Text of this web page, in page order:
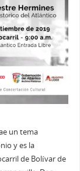
un tema
y es la
de Bolívar de